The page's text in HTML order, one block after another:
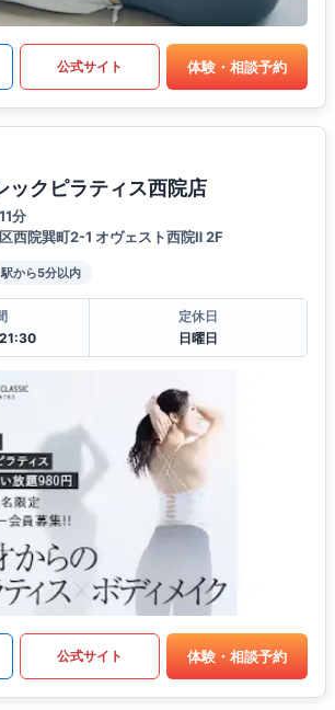
公式サイト 体験・相談予約
ックピラティス西院店
分
西院巽町2-1 オヴェスト西院Ⅱ 2F
駅から5分以内
定休日
日曜日
公式サイト 体験・相談予約